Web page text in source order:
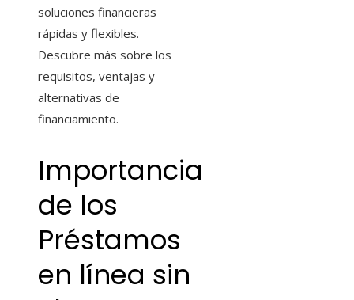
soluciones financieras
rápidas y flexibles.
Descubre más sobre los
requisitos, ventajas y
alternativas de
financiamiento.
Importancia
de los
Préstamos
en línea sin